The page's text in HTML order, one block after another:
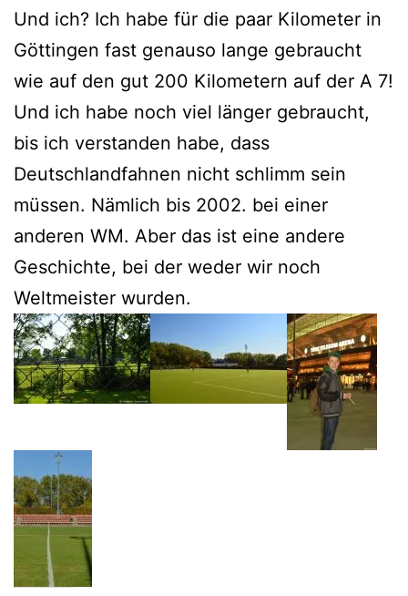
Und ich? Ich habe für die paar Kilometer in
Göttingen fast genauso lange gebraucht
wie auf den gut 200 Kilometern auf der A 7!
Und ich habe noch viel länger gebraucht,
bis ich verstanden habe, dass
Deutschlandfahnen nicht schlimm sein
müssen. Nämlich bis 2002. bei einer
anderen WM. Aber das ist eine andere
Geschichte, bei der weder wir noch
Weltmeister wurden.